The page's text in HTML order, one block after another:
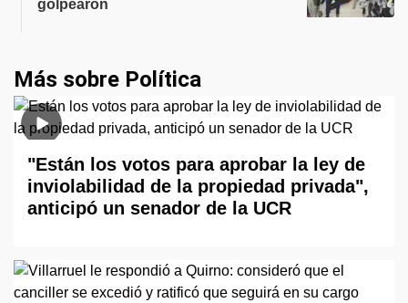
golpearon
Más sobre Política
"Están los votos para aprobar la ley de
inviolabilidad de la propiedad privada",
anticipó un senador de la UCR